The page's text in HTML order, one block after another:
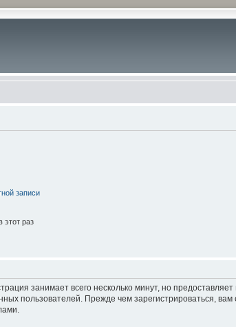
записи
этот раз
занимает всего несколько минут, но
пользователей. Прежде чем зарегистрироваться,